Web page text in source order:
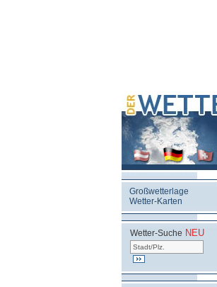
Großwetterlage
Wetter-Karten
Wetter-Suche NEU